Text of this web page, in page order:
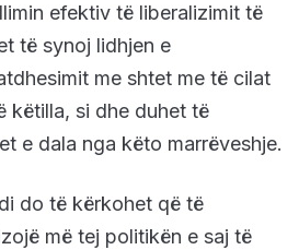
efektiv të liberalizimit të
të synoj lidhjen e
me shtet me tё cilat
kёtilla, si dhe duhet tё
e dala nga kёto marrёveshje.
do të kёrkohet qё tё
më tej politikën e saj të